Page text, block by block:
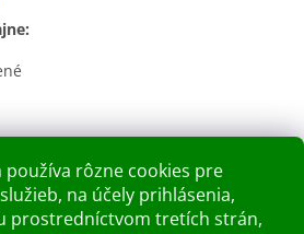
rôzne cookies pre
na účely prihlásenia,
prostredníctvom tretích strán,